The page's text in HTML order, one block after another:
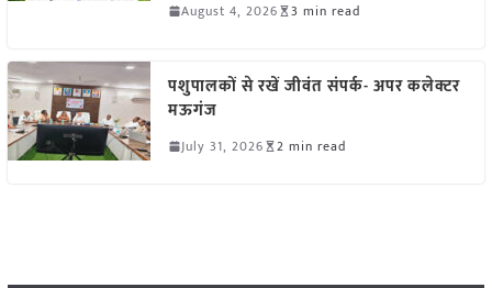
August 4, 2026 3 min read
पशुपालकों से रखें जीवंत संपर्क- अपर कलेक्टर
मऊगंज
July 31, 2026 2 min read